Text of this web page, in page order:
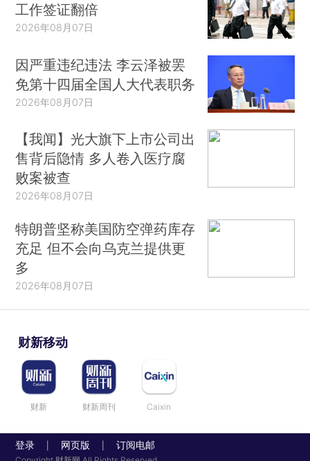
工作签证翻倍
2026年08月07日
因严重违纪违法 李云泽被罢
免第十四届全国人大代表职务
2026年08月07日
【我闻】光大旗下上市公司出
售背后隐情 多人卷入医疗腐
败案被查
2026年08月07日
特朗普坚称美国防空弹药库存
充足 但不会向乌克兰提供更
多
2026年08月07日
财新移动
财新 财新周刊 Caixin
登录 网页版 订阅电邮